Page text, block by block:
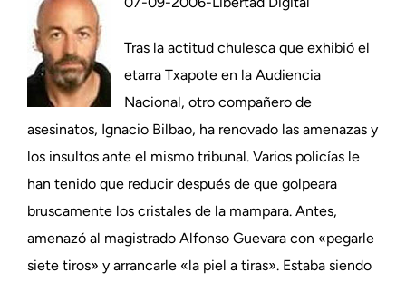
Tras la actitud chulesca que exhibió el
etarra Txapote en la Audiencia
Nacional, otro compañero de
asesinatos, Ignacio Bilbao, ha renovado las amenazas y
los insultos ante el mismo tribunal. Varios policías le
han tenido que reducir después de que golpeara
bruscamente los cristales de la mampara. Antes,
amenazó al magistrado Alfonso Guevara con «pegarle
siete tiros» y arrancarle «la piel a tiras». Estaba siendo